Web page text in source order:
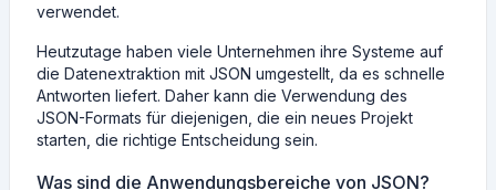
verwendet.
Heutzutage haben viele Unternehmen ihre Systeme auf
die Datenextraktion mit JSON umgestellt, da es schnelle
Antworten liefert. Daher kann die Verwendung des
JSON-Formats für diejenigen, die ein neues Projekt
starten, die richtige Entscheidung sein.
Was sind die Anwendungsbereiche von JSON?